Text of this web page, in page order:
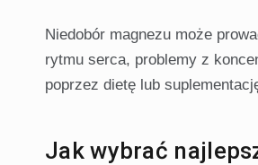
Niedobór magnezu może
rytmu serca, problemy z
poprzez dietę lub
Jak wybrać